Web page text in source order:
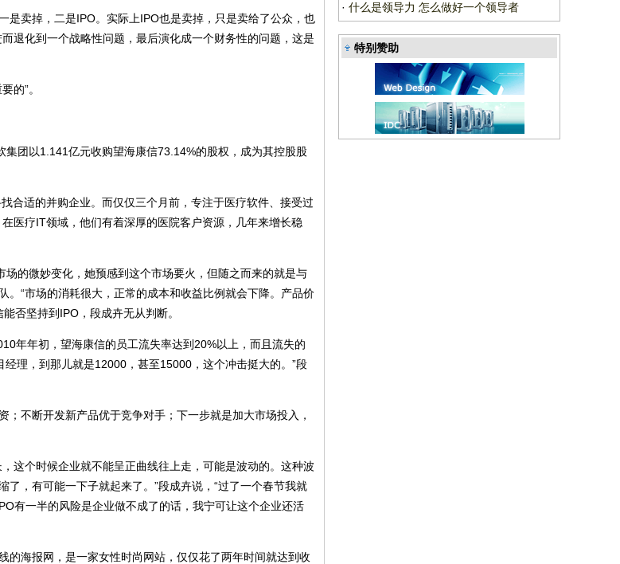
是卖掉，二是IPO。实际上IPO也是卖掉，只是卖给了公众，也
退化到一个战略性问题，最后演化成一个财务性的问题，这是
的”。
团以1.141亿元收购望海康信73.14%的股权，成为其控股股
合适的并购企业。而仅仅三个月前，专注于医疗软件、接受过
医疗IT领域，他们有着深厚的医院客户资源，几年来增长稳
的微妙变化，她预感到这个市场要火，但随之而来的就是与
“市场的消耗很大，正常的成本和收益比例就会下降。产品价
否坚持到IPO，段成卉无从判断。
年年初，望海康信的员工流失率达到20%以上，而且流失的
理，到那儿就是12000，甚至15000，这个冲击挺大的。”段
不断开发新产品优于竞争对手；下一步就是加大市场投入，
这个时候企业就不能呈正曲线往上走，可能是波动的。这种波
，有可能一下子就起来了。”段成卉说，“过了一个春节我就
有一半的风险是企业做不成了的话，我宁可让这个企业还活
的海报网，是一家女性时尚网站，仅仅花了两年时间就达到收
· 什么是领导力 怎么做好一个领导者
特别赞助